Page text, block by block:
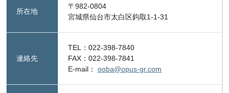
所在地
〒982-0804
宮城県仙台市太白区鈎取1-1-31
連絡先
TEL：022-398-7840
FAX：022-398-7841
E-mail：ooba@opus-gr.com